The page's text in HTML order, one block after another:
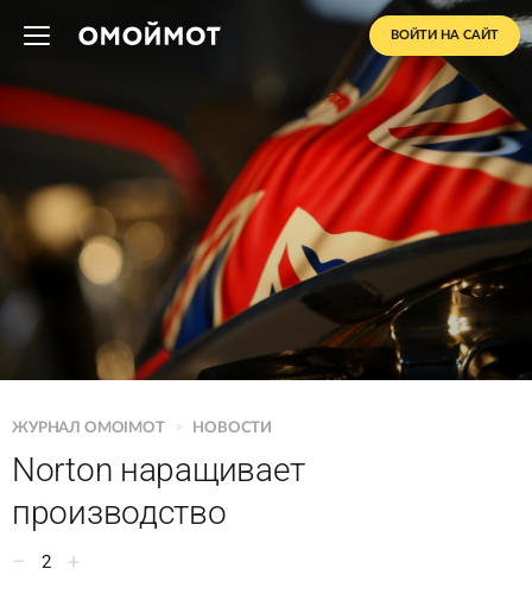
ВОЙТИ НА САЙТ
ЖУРНАЛ OMOIMOT > НОВОСТИ
Norton наращивает
производство
2